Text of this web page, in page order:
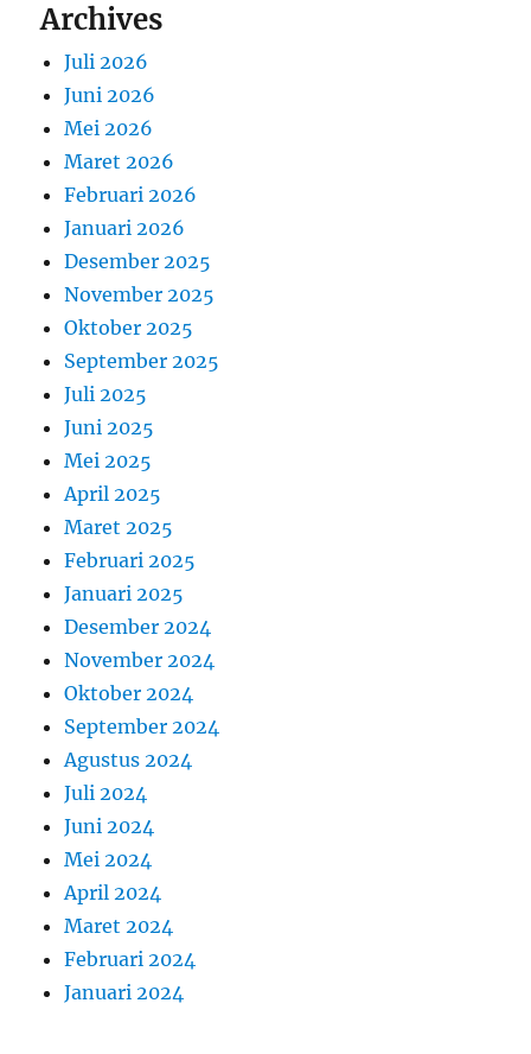
Archives
Juli 2026
Juni 2026
Mei 2026
Maret 2026
Februari 2026
Januari 2026
Desember 2025
November 2025
Oktober 2025
September 2025
Juli 2025
Juni 2025
Mei 2025
April 2025
Maret 2025
Februari 2025
Januari 2025
Desember 2024
November 2024
Oktober 2024
September 2024
Agustus 2024
Juli 2024
Juni 2024
Mei 2024
April 2024
Maret 2024
Februari 2024
Januari 2024